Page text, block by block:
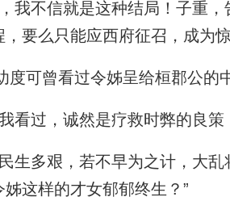
我不信就是这种结局！子重，
要么只能应西府征召，成为
度可曾看过令姊呈给桓郡公的
看过，诚然是疗救时弊的良策
生多艰，若不早为之计，大乱
这样的才女郁郁终生？”